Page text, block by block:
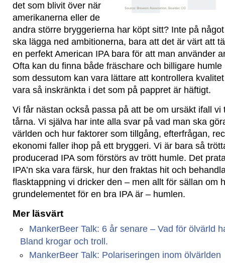
det som blivit över när
amerikanerna eller de
andra större bryggerierna har köpt sitt? Inte på
ska lägga ned ambitionerna, bara att det är värt att
en perfekt American IPA bara för att man använder
Ofta kan du finna både fräschare och billigare
som dessutom kan vara lättare att kontrollera
vara så inskränkta i det som på pappret är häftigt.
Vi får nästan också passa på att be om ursäkt ifall vi
tårna. Vi själva har inte alla svar på vad man ska
världen och hur faktorer som tillgång, efterfrågan,
ekonomi faller ihop på ett bryggeri. Vi är bara så
producerad IPA som förstörs av trött humle. Det
IPA’n ska vara färsk, hur den fraktas hit och
flasktappning vi dricker den – men allt för sällan om
grundelementet för en bra IPA är – humlen.
Mer läsvärt
MankerBeer Talk: 6 år senare – Vad för ölvärld
Bland krogar och troll.
MankerBeer Talk: Polariseringen inom ölvärlden